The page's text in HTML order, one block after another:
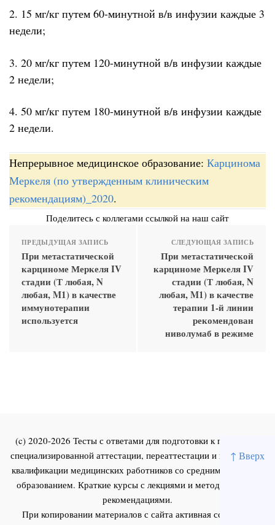
↑ Вверх
2. 15 мг/кг путем 60-минутной в/в инфузии каждые 3
недели;
3. 20 мг/кг путем 120-минутной в/в инфузии каждые
2 недели;
4. 50 мг/кг путем 180-минутной в/в инфузии каждые
2 недели.
Непрерывное медицинское образование: Карцинома
Меркеля (по утвержденным клиническим
рекомендациям)_2020.
Поделитесь с коллегами ссылкой на наш сайт
ПРЕДЫДУЩАЯ ЗАПИСЬ
При метастатической
карциноме Меркеля IV
стадии (Т любая, N
любая, M1) в качестве
иммунотерапии
используется
СЛЕДУЮЩАЯ ЗАПИСЬ
При метастатической
карциноме Меркеля IV
стадии (Т любая, N
любая, M1) в качестве
терапии 1-й линии
рекомендован
ниволумаб в режиме
(c) 2020-2026 Тесты с ответами для подготовки к первичной
специализированной аттестации, переаттестации и повышения
квалификации медицинских работников со средним и высшим
образованием. Краткие курсы с лекциями и методическими
рекомендациями.
При копировании материалов с сайта активная ссылка на